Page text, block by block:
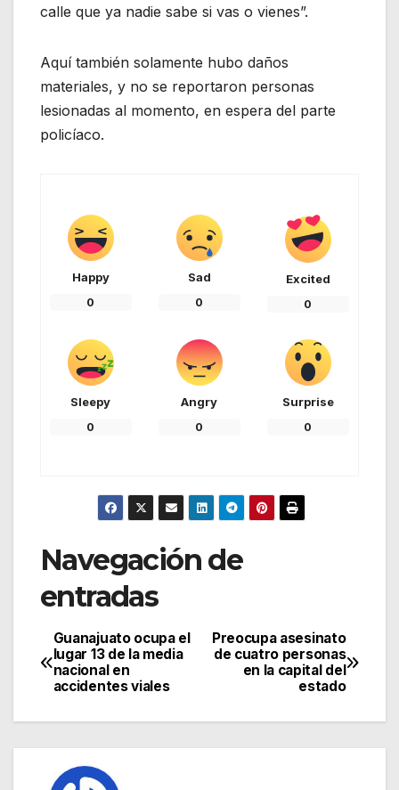
calle que ya nadie sabe si vas o vienes”.
Aquí también solamente hubo daños
materiales, y no se reportaron personas
lesionadas al momento, en espera del parte
policíaco.
Happy
0
Sad
0
Excited
0
Sleepy
0
Angry
0
Surprise
0
Navegación de
entradas
Preocupa asesinato
de cuatro personas
en la capital del
estado
Guanajuato ocupa el
lugar 13 de la media
nacional en
accidentes viales